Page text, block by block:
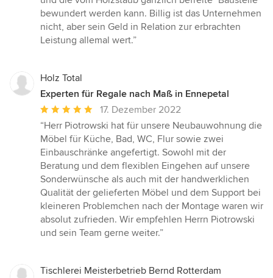
bewundert werden kann. Billig ist das Unternehmen
nicht, aber sein Geld in Relation zur erbrachten
Leistung allemal wert.”
Holz Total
Experten für Regale nach Maß in Ennepetal
Durchschnittliche
Bewertung:
5
von
5
Sternen
17. Dezember 2022
“Herr Piotrowski hat für unsere Neubauwohnung die
Möbel für Küche, Bad, WC, Flur sowie zwei
Einbauschränke angefertigt. Sowohl mit der
Beratung und dem flexiblen Eingehen auf unsere
Sonderwünsche als auch mit der handwerklichen
Qualität der gelieferten Möbel und dem Support bei
kleineren Problemchen nach der Montage waren wir
absolut zufrieden. Wir empfehlen Herrn Piotrowski
und sein Team gerne weiter.”
Tischlerei Meisterbetrieb Bernd Rotterdam